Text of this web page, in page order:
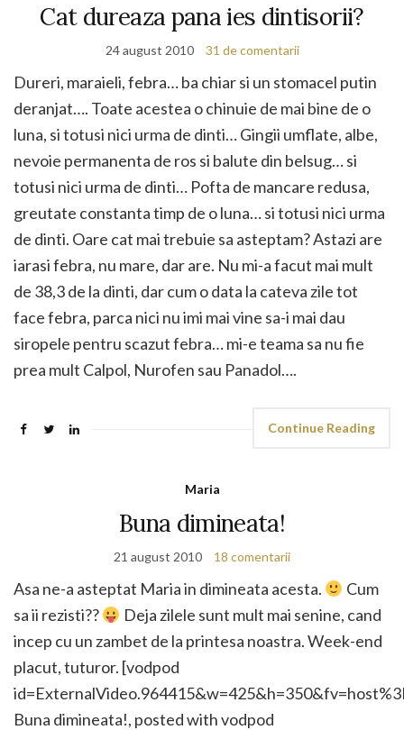
Cat dureaza pana ies dintisorii?
24 august 2010 31 de comentarii
Dureri, maraieli, febra… ba chiar si un stomacel putin
deranjat…. Toate acestea o chinuie de mai bine de o
luna, si totusi nici urma de dinti… Gingii umflate, albe,
nevoie permanenta de ros si balute din belsug… si
totusi nici urma de dinti… Pofta de mancare redusa,
greutate constanta timp de o luna… si totusi nici urma
de dinti. Oare cat mai trebuie sa asteptam? Astazi are
iarasi febra, nu mare, dar are. Nu mi-a facut mai mult
de 38,3 de la dinti, dar cum o data la cateva zile tot
face febra, parca nici nu imi mai vine sa-i mai dau
siropele pentru scazut febra… mi-e teama sa nu fie
prea mult Calpol, Nurofen sau Panadol….
Continue Reading
Maria
Buna dimineata!
21 august 2010 18 comentarii
Asa ne-a asteptat Maria in dimineata acesta.
Cum
sa ii rezisti??
Deja zilele sunt mult mai senine, cand
incep cu un zambet de la printesa noastra. Week-end
placut, tuturor. [vodpod
Buna dimineata!, posted with vodpod